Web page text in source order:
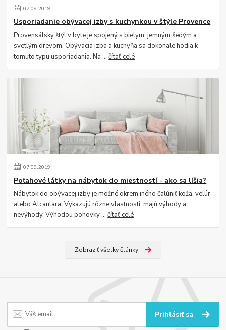
07.09.2019
Usporiadanie obývacej izby s kuchynkou v štýle Provence
Provensálsky štýl v byte je spojený s bielym, jemným šedým a
svetlým drevom. Obývacia izba a kuchyňa sa dokonale hodia k
tomuto typu usporiadania. Na ...čítať celé
07.09.2019
Poťahové látky na nábytok do miestností - ako sa líšia?
Nábytok do obývacej izby je možné okrem iného čalúniť koža, velúr
alebo Alcantara. Vykazujú rôzne vlastnosti, majú výhody a
nevýhody. Výhodou pohovky ...čítať celé
Zobraziť všetky články
Prihlásiť sa